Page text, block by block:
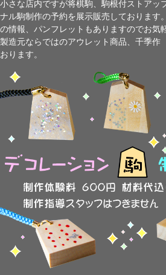
小さな店内ですが将棋駒、駒根付ストアッ
ナル駒制作の予約を展示販売しております
の情報、パンフレットもありますのでお気
製造元ならではのアウレット商品、千季
おります。